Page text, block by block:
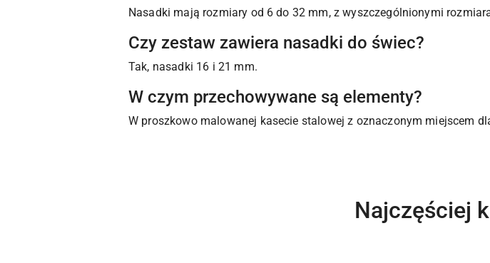
Nasadki mają rozmiary od 6 do 32 mm, z wyszczególnionymi
Czy zestaw zawiera nasadki do świec?
Tak, nasadki 16 i 21 mm.
W czym przechowywane są elementy?
W proszkowo malowanej kasecie stalowej z oznaczonym miejscem
Produkty
Najczęściej